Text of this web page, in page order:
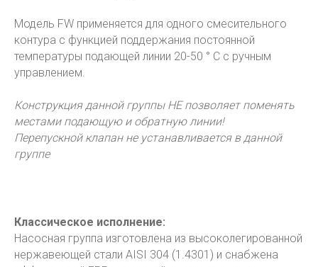
Модель FW применяется для одного смесительного
контура с функцией поддержания постоянной
температуры подающей линии 20-50 ° С с ручным
управлением.
Конструкция данной группы НЕ позволяет поменять
местами подающую и обратную линии!
Перепускной клапан не устанавливается в данной
группе
Классическое исполнение:
Насосная группа изготовлена из высоколегированной
нержавеющей стали AISI 304 (1.4301) и снабжена